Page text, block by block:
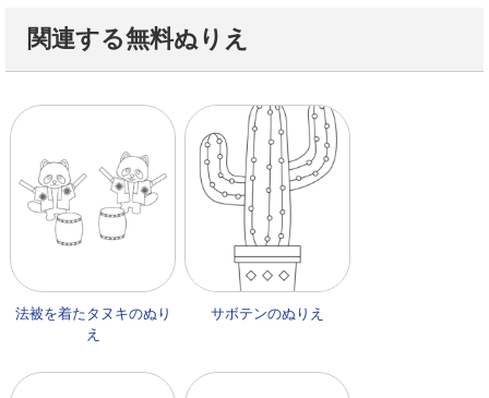
関連する無料ぬりえ
法被を着たタヌキのぬり
え
サボテンのぬりえ